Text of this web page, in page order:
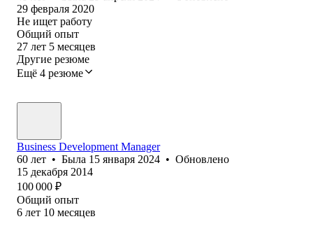
29 февраля 2020
Не ищет работу
Общий опыт
27 лет 5 месяцев
Другие резюме
Ещё 4 резюме
Business Development Manager
60 лет • Была 15 января 2024 • Обновлено
15 декабря 2014
100 000 ₽
Общий опыт
6 лет 10 месяцев